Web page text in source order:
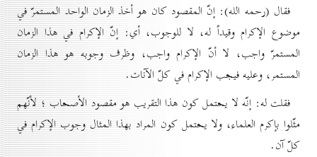
فقال (رحمه الله): إنّ المقصود كان هو أخذ الزمان الواحد المستمرّ في
موضوع الإكرام وقيداً له، لا للوجوب، أي: إنّ الإكرام في هذا الزمان
المستمرّ واجب، لا أنّ الإكرام واجب، وظرف وجوبه هو هذا الزمان
المستمر، وعليه فيجب الإكرام في كلّ الآنات.
فقلت له: إنّه لا يحتمل كون هذا التقريب هو مقصود الأصحاب ؛ لأنّهم
مثّلوا بإكرم العلماء، ولا يحتمل كون المراد بهذا المثال وجوب الإكرام في
كلّ آن.